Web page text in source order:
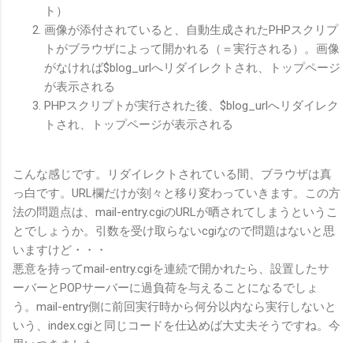
ト）
画像が添付されていると、自動生成されたPHPスクリプ
トがブラウザによって開かれる（＝実行される）。画像
がなければ$blog_urlへリダイレクトされ、トップページ
が表示される
PHPスクリプトが実行された後、$blog_urlへリダイレク
トされ、トップページが表示される
こんな感じです。リダイレクトされている間、ブラウザは真
っ白です。URL欄だけが刻々と移り変わっていきます。この方
法の問題点は、mail-entry.cgiのURLが晒されてしまうというこ
とでしょうか。引数を受け取らないcgiなので問題はないと思
いますけど・・・
悪意を持ってmail-entry.cgiを連続で開かれたら、設置したサ
ーバーとPOPサーバーに過負荷を与えることになるでしょ
う。mail-entry側に前回実行時から何分以内なら実行しないと
いう、index.cgiと同じコードを仕込めば大丈夫そうですね。今